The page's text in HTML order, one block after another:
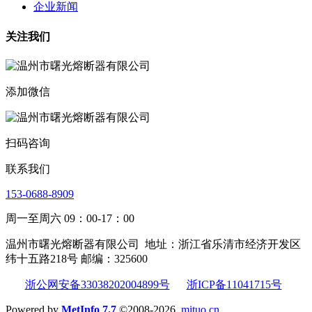
企业新闻
关注我们
添加微信
扫码咨询
联系我们
153-0688-8909
周一至周六 09：00-17：00
温州市曙光熔断器有限公司
地址：浙江省乐清市经济开发区
纬十五路218号 邮编：325600
浙公网安备33038202004899号 浙ICP备11041715号
Powered by MetInfo 7.7 ©2008-2026 mituo.cn